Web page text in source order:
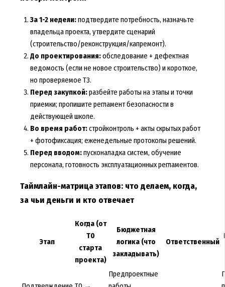
За 1-2 недели:подтвердите потребность, назначьте
владельца проекта, утвердите сценарий
(строительство/реконструкция/капремонт).
До проектирования:обследование + дефектная
ведомость (если не новое строительство) и короткое,
но проверяемое ТЗ.
Перед закупкой:разбейте работы на этапы и точки
приемки; пропишите регламент безопасности в
действующей школе.
Во время работ:стройконтроль + акты скрытых работ
+ фотофиксация; еженедельные протоколы решений.
Перед вводом:пусконаладка систем, обучение
персонала, готовность эксплуатационных регламентов.
Таймлайн-матрица этапов: что делаем, когда,
за чьи деньги и кто отвечает
Этап
Когда (от
T0
старта
проекта)
Бюджетная
логика (что
закладывать)
Ответственный
Предпроектные